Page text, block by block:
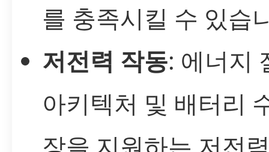
를 충족시킬 수 있습
저전력 작동: 에너지
아키텍처 및 배터리